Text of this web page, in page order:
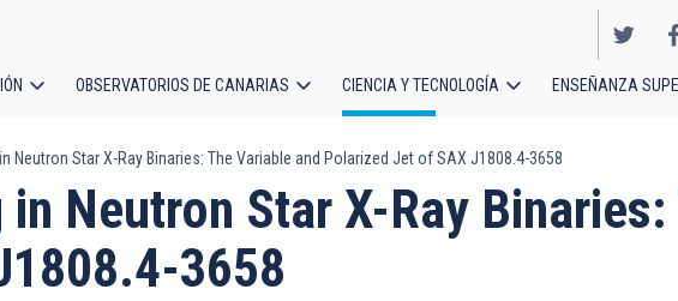
OBSERVATORIOS DE CANARIAS CIENCIA Y TECNOLOGÍA ENSEÑANZA
Neutron Star X-Ray Binaries: The Variable and Polarized Jet of SAX J1808.4-3658
Neutron Star X-Ray
3658